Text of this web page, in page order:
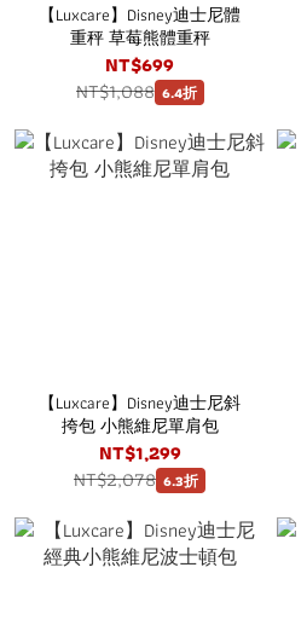
【Luxcare】Disney迪士尼體
重秤 草莓熊體重秤
NT$699
NT$1,088 6.4折
【Luxcare】Disney迪士尼斜
挎包 小熊維尼單肩包
NT$1,299
NT$2,078 6.3折